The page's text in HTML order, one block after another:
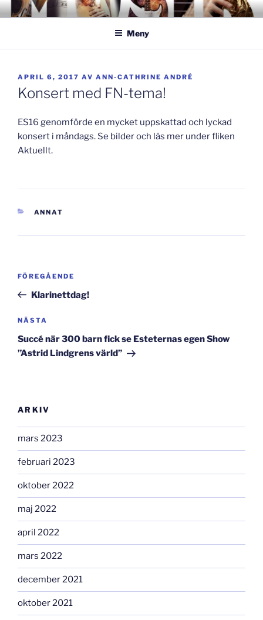
Hoppa
till
GISLAVEDMUSIKESTET
– här formas framtiden!
Meny
PUBLICERAT
APRIL 6, 2017 AV ANN-CATHRINE ANDRÉ
Konsert med FN-tema!
ES16 genomförde en mycket uppskattad och lyckad
konsert i måndags. Se bilder och läs mer under fliken
Aktuellt.
KATEGORIER
ANNAT
Inläggsnavigering
Föregående
inlägg
FÖREGÅENDE
Klarinettdag!
Nästa
inlägg
NÄSTA
Succé när 300 barn fick se Esteternas egen Show
”Astrid Lindgrens värld”
ARKIV
mars 2023
februari 2023
oktober 2022
maj 2022
april 2022
mars 2022
december 2021
oktober 2021